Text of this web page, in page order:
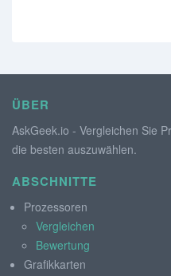
ÜBER
AskGeek.io - Vergleichen Sie
die besten auszuwählen.
ABSCHNITTE
Prozessoren
Vergleichen
Bewertung
Grafikkarten